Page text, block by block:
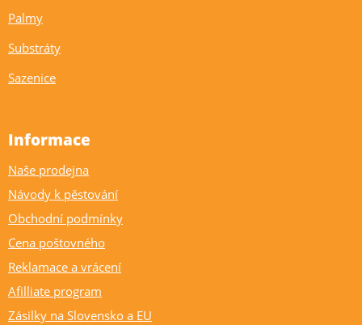
Palmy
Substráty
Sazenice
Informace
Naše prodejna
Návody k pěstování
Obchodní podmínky
Cena poštovného
Reklamace a vrácení
Afilliate program
Zásilky na Slovensko a EU